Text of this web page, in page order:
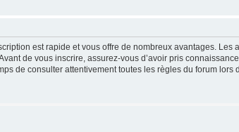
est rapide et vous offre de nombreux avantages.
de vous inscrire, assurez-vous d’avoir pris
de consulter attentivement toutes les règles du forum lors